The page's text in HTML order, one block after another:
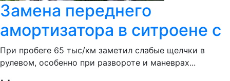
Замена переднего
амортизатора в ситроене с
При пробеге 65 тыс/км заметил слабые щелчки в
рулевом, особенно при развороте и маневрах...